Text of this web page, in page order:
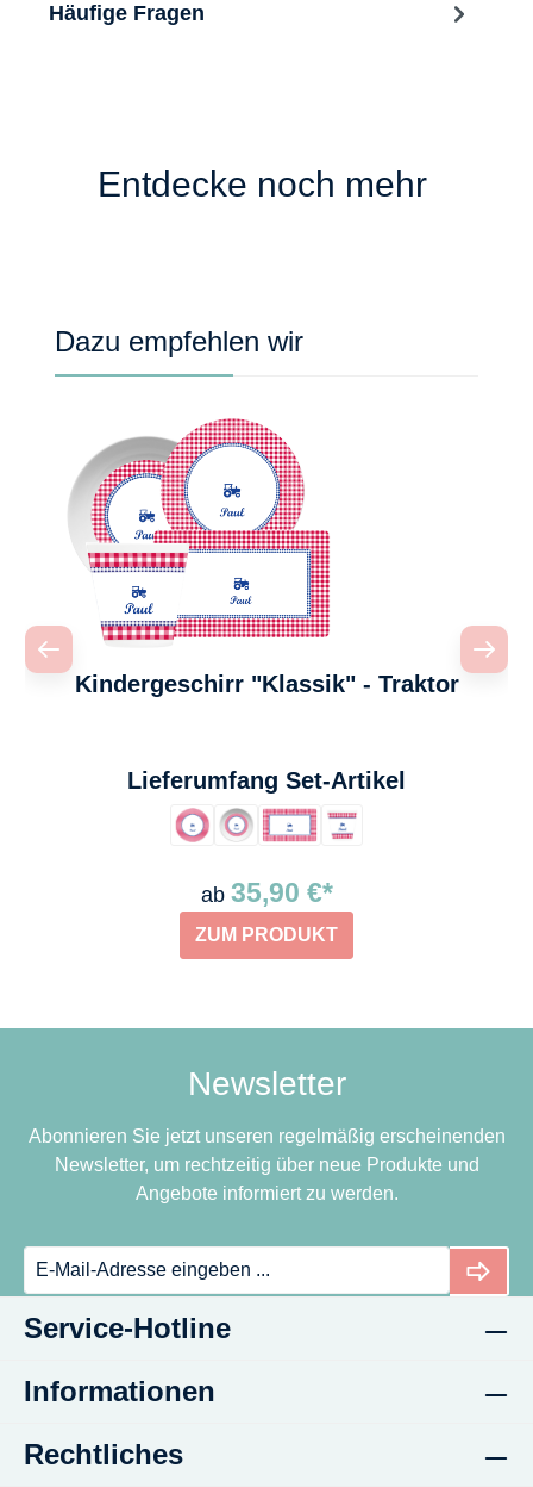
Häufige Fragen
Entdecke noch mehr
Produktgalerie überspringen
Dazu empfehlen wir
Kindergeschirr "Klassik" - Traktor
Lieferumfang Set-Artikel
ab 35,90 €*
ZUM PRODUKT
Newsletter
Abonnieren Sie jetzt unseren regelmäßig erscheinenden
Newsletter, um rechtzeitig über neue Produkte und
Angebote informiert zu werden.
Service-Hotline
Informationen
Rechtliches